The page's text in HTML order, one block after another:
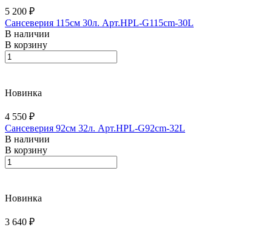
5 200 ₽
Сансеверия 115см 30л. Арт.HPL-G115cm-30L
В наличии
В корзину
Новинка
4 550 ₽
Сансеверия 92см 32л. Арт.HPL-G92cm-32L
В наличии
В корзину
Новинка
3 640 ₽